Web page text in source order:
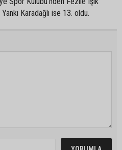
Karadağlı ise 13. oldu.